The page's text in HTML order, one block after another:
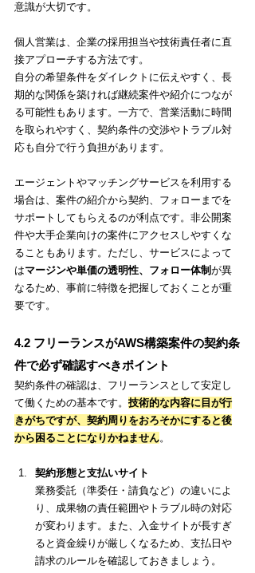
意識が大切です。
個人営業は、企業の採用担当や技術責任者に直
接アプローチする方法です。
自分の希望条件をダイレクトに伝えやすく、長
期的な関係を築ければ継続案件や紹介につなが
る可能性もあります。一方で、営業活動に時間
を取られやすく、契約条件の交渉やトラブル対
応も自分で行う負担があります。
エージェントやマッチングサービスを利用する
場合は、案件の紹介から契約、フォローまでを
サポートしてもらえるのが利点です。非公開案
件や大手企業向けの案件にアクセスしやすくな
ることもあります。ただし、サービスによって
はマージンや単価の透明性、フォロー体制 が異
なるため、事前に特徴を把握しておくことが重
要です。
4.2 フリーランスがAWS構築案件の契約条
件で必ず確認すべきポイント
契約条件の確認は、フリーランスとして安定し
て働くための基本です。 技術的な内容に目が行
きがちですが、契約周りをおろそかにすると後
から困ることになりかねません。
契約形態と支払いサイト
業務委託（準委任・請負など）の違いによ
り、成果物の責任範囲やトラブル時の対応
が変わります。また、入金サイトが長すぎ
ると資金繰りが厳しくなるため、支払日や
請求のルールを確認しておきましょう。